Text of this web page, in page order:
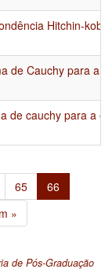
Hitchin-
de Cauchy para a
de cauchy para a
65
66
»
de Pós-Graduação